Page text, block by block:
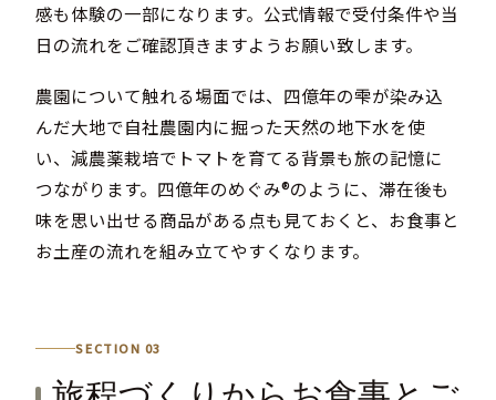
感も体験の一部になります。公式情報で受付条件や当
日の流れをご確認頂きますようお願い致します。
農園について触れる場面では、四億年の雫が染み込
んだ大地で自社農園内に掘った天然の地下水を使
い、減農薬栽培でトマトを育てる背景も旅の記憶に
つながります。四億年のめぐみ®のように、滞在後も
味を思い出せる商品がある点も見ておくと、お食事と
お土産の流れを組み立てやすくなります。
SECTION 03